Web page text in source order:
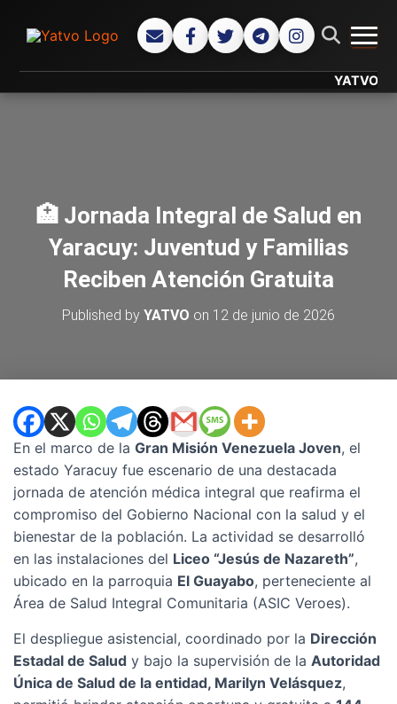
YATVO...
🏥 Jornada Integral de Salud en
Yaracuy: Juventud y Familias
Reciben Atención Gratuita
Published by YATVO on 12 de junio de 2026
En el marco de la Gran Misión Venezuela Joven, el
estado Yaracuy fue escenario de una destacada
jornada de atención médica integral que reafirma el
compromiso del Gobierno Nacional con la salud y el
bienestar de la población. La actividad se desarrolló
en las instalaciones del Liceo “Jesús de Nazareth”,
ubicado en la parroquia El Guayabo, perteneciente al
Área de Salud Integral Comunitaria (ASIC Veroes).
El despliegue asistencial, coordinado por la Dirección
Estadal de Salud y bajo la supervisión de la Autoridad
Única de Salud de la entidad, Marilyn Velásquez,